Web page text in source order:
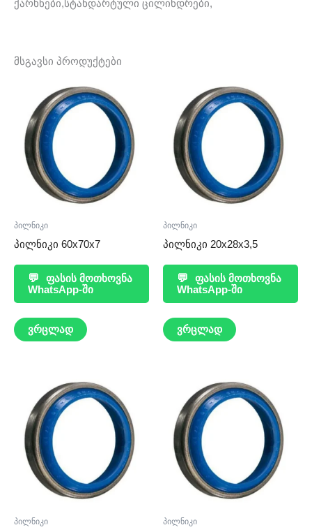
ქარხნები,სტანდარტული ცილინდრები,
მსგავსი პროდუქტები
პილნიკი
პილნიკი 60x70x7
💬
ფასის მოთხოვნა
WhatsApp-ში
ვრცლად
პილნიკი
პილნიკი 20x28x3,5
💬
ფასის მოთხოვნა
WhatsApp-ში
ვრცლად
პილნიკი პილნიკი